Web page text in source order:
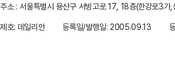
주소 : 서울특별시 용산구 서빙고로 17, 18층(한강로3가,
제호: 데일리안
등록일/발행일: 2005.09.13